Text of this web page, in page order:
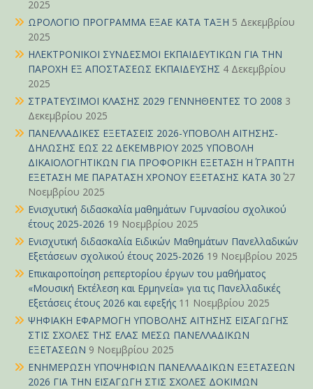
2025
ΩΡΟΛΟΓΙΟ ΠΡΟΓΡΑΜΜΑ ΕΞΑΕ ΚΑΤΑ ΤΑΞΗ 5 Δεκεμβρίου
2025
ΗΛΕΚΤΡΟΝΙΚΟΙ ΣΥΝΔΕΣΜΟΙ ΕΚΠΑΙΔΕΥΤΙΚΩΝ ΓΙΑ ΤΗΝ
ΠΑΡΟΧΗ ΕΞ ΑΠΟΣΤΑΣΕΩΣ ΕΚΠΑΙΔΕΥΣΗΣ 4 Δεκεμβρίου
2025
ΣΤΡΑΤΕΥΣΙΜΟΙ ΚΛΑΣΗΣ 2029 ΓΕΝΝΗΘΕΝΤΕΣ ΤΟ 2008 3
Δεκεμβρίου 2025
ΠΑΝΕΛΛΑΔΙΚΕΣ ΕΞΕΤΑΣΕΙΣ 2026-ΥΠΟΒΟΛΗ ΑΙΤΗΣΗΣ-
ΔΗΛΩΣΗΣ ΕΩΣ 22 ΔΕΚΕΜΒΡΙΟΥ 2025 ΥΠΟΒΟΛΗ
ΔΙΚΑΙΟΛΟΓΗΤΙΚΩΝ ΓΙΑ ΠΡΟΦΟΡΙΚΗ ΕΞΕΤΑΣΗ Η΄ ΓΡΑΠΤΗ
ΕΞΕΤΑΣΗ ΜΕ ΠΑΡΑΤΑΣΗ ΧΡΟΝΟΥ ΕΞΕΤΑΣΗΣ ΚΑΤΑ 30΄ 27
Νοεμβρίου 2025
Ενισχυτική διδασκαλία μαθημάτων Γυμνασίου σχολικού
έτους 2025-2026 19 Νοεμβρίου 2025
Ενισχυτική διδασκαλία Ειδικών Μαθημάτων Πανελλαδικών
Εξετάσεων σχολικού έτους 2025-2026 19 Νοεμβρίου 2025
Επικαιροποίηση ρεπερτορίου έργων του μαθήματος
«Μουσική Εκτέλεση και Ερμηνεία» για τις Πανελλαδικές
Εξετάσεις έτους 2026 και εφεξής 11 Νοεμβρίου 2025
ΨΗΦΙΑΚΗ ΕΦΑΡΜΟΓΗ ΥΠΟΒΟΛΗΣ ΑΙΤΗΣΗΣ ΕΙΣΑΓΩΓΗΣ
ΣΤΙΣ ΣΧΟΛΕΣ ΤΗΣ ΕΛΑΣ ΜΕΣΩ ΠΑΝΕΛΛΑΔΙΚΩΝ
ΕΞΕΤΑΣΕΩΝ 9 Νοεμβρίου 2025
ΕΝΗΜΕΡΩΣΗ ΥΠΟΨΗΦΙΩΝ ΠΑΝΕΛΛΑΔΙΚΩΝ ΕΞΕΤΑΣΕΩΝ
2026 ΓΙΑ ΤΗΝ ΕΙΣΑΓΩΓΗ ΣΤΙΣ ΣΧΟΛΕΣ ΔΟΚΙΜΩΝ